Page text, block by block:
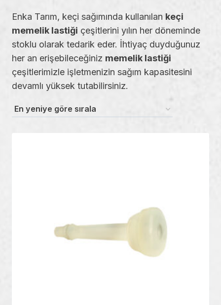
Enka Tarım, keçi sağımında kullanılan keçi
memelik lastiği çeşitlerini yılın her döneminde
stoklu olarak tedarik eder. İhtiyaç duyduğunuz
her an erişebileceğiniz memelik lastiği
çeşitlerimizle işletmenizin sağım kapasitesini
devamlı yüksek tutabilirsiniz.